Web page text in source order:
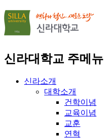
신라대학교 주메뉴
신라소개
대학소개
건학이념
교육이념
교훈
연혁